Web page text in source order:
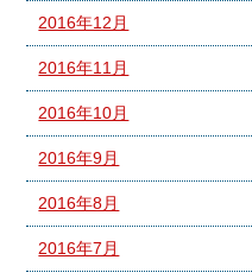
2016年12月
2016年11月
2016年10月
2016年9月
2016年8月
2016年7月